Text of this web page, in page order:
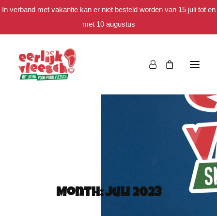
In verband met vakantie kan er niet besteld worden van 15 juli tot en
met 10 augustus
Month: juli 2023